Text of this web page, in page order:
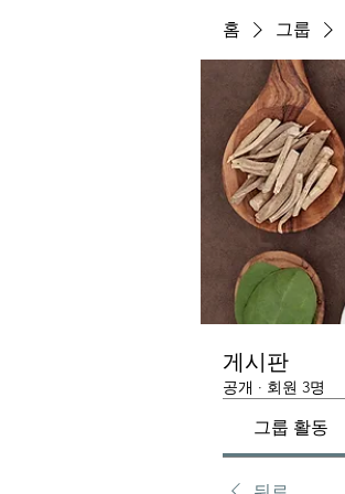
홈 그룹
게시판
공개 · 회원 3명
그룹 활동